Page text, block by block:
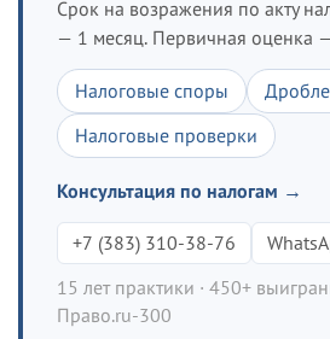
Срок на возражения по акту
— 1 месяц. Первичная оценка
Налоговые споры
Налоговые проверки
Консультация по налогам →
+7 (383) 310-38-76
15 лет практики · 450+
Право.ru-300